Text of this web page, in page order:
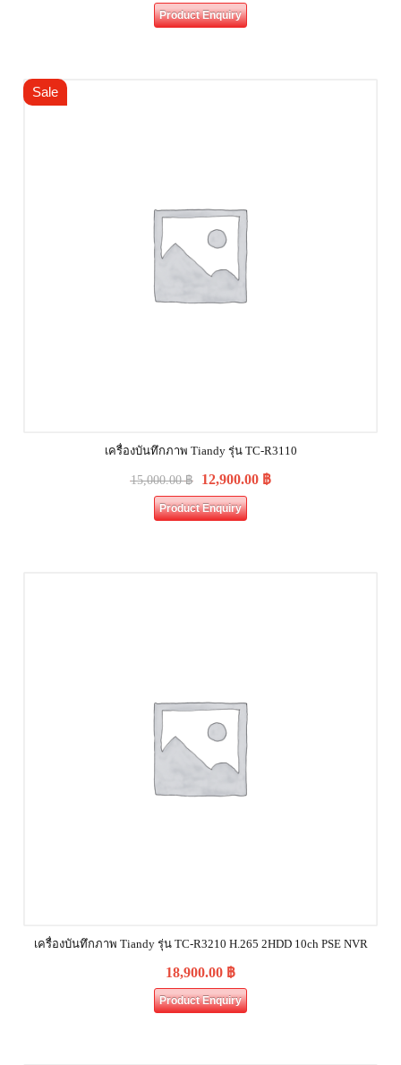
Product Enquiry
Sale
เครื่องบันทึกภาพ Tiandy รุ่น TC-R3110
15,000.00฿ 12,900.00 ฿
Product Enquiry
เครื่องบันทึกภาพ Tiandy รุ่น TC-R3210 H.265 2HDD 10ch PSE NVR
18,900.00 ฿
Product Enquiry